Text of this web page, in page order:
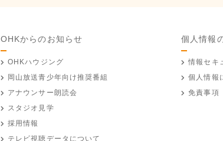
OHKからのお知らせ
OHKハウジング
岡山放送青少年向け推奨番組
アナウンサー朗読会
スタジオ見学
採用情報
テレビ視聴データについて
個人情報
情報セキ
個人情報
免責事項